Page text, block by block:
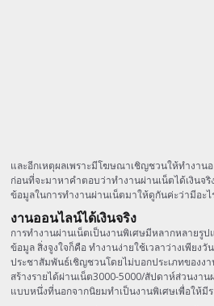
และอีกเหตุผลเพราะมีโฆษณาเชิญชวนให้ทำงาน
ก่อนที่จะมาหาคำตอบว่าทำงานผ่านเน็ตได้เงินจ
ข้อมูลในการทำงานผ่านเน็ตมาให้ดูกันค่ะว่ามีอะไ
งานออนไลน์ได้เงินจริง
การทำงานผ่านเน็ตเป็นงานพิเศษมีหลากหลายรู
ข้อมูล สิ่งจูงใจก็คือ ทำงานง่ายใช้เวลาว่างเพียง
ประชาสัมพันธ์เชิญชวนโดยไม่บอกประเภทของง
สร้างรายได้ผ่านเน็ต3000-5000/สัปดาห์ส่วนงา
แบบหนึ่งที่นอกจากนิยมทำเป็นงานพิเศษเพื่อให้มีร